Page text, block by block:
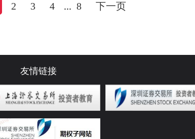
2 3 4 ... 8 下一页
友情链接